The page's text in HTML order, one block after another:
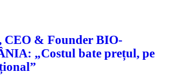
CEO & Founder BIO-
„Costul bate prețul, pe